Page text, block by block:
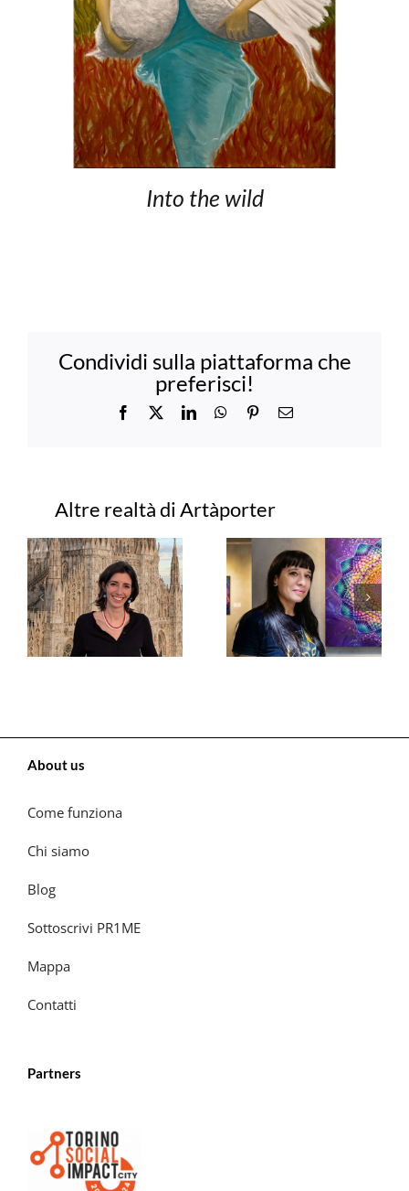
Into the wild
Condividi sulla piattaforma che
preferisci!
Facebook LinkedInWhatsApp
PinterestEmail
Progetti correlati
About us
Come funziona
Chi siamo
Blog
Sottoscrivi PR1ME
Mappa
Contatti
Partners